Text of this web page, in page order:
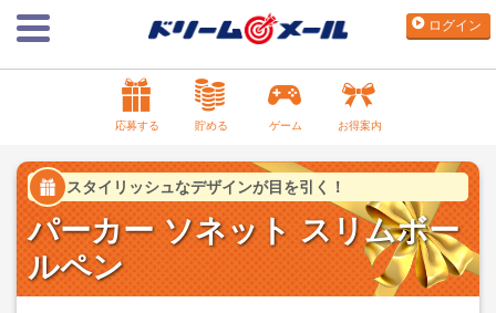
ログイン
応募する 貯める ゲーム お得案内
スタイリッシュなデザインが目を引く！
パーカー ソネット スリムボー
ルペン